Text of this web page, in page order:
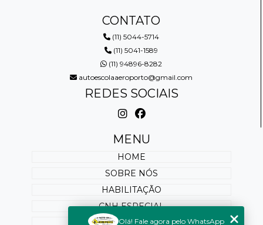
CONTATO
(11) 5044-5714
(11) 5041-1589
(11) 94896-8282
autoescolaaeroporto@gmail.com
REDES SOCIAIS
MENU
HOME
SOBRE NÓS
HABILITAÇÃO
CNH ESPECIAL
REABILITAÇÃO
Olá! Fale agora pelo WhatsApp